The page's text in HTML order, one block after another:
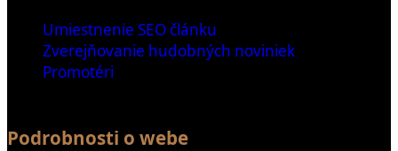
Umiestnenie SEO článku
Zverejňovanie hudobných noviniek
Promotéri
Podrobnosti o webe